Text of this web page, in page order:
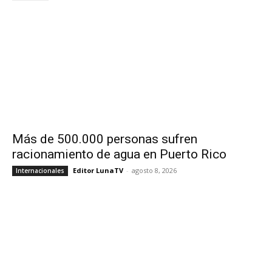
Más de 500.000 personas sufren
racionamiento de agua en Puerto Rico
Internacionales Editor LunaTV - agosto 8, 2026